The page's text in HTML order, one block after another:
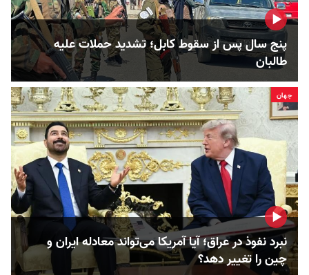
پنج سال پس از سقوط کابل؛ تشدید حملات علیه
طالبان
جهان
نبرد نفوذ در عراق؛ آیا آمریکا می‌تواند معادله ایران و
چین را تغییر دهد؟